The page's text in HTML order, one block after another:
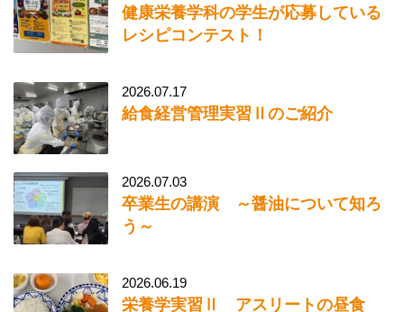
健康栄養学科の学生が応募している
レシピコンテスト！
2026.07.17
給食経営管理実習Ⅱのご紹介
2026.07.03
卒業生の講演 ～醤油について知ろ
う～
2026.06.19
栄養学実習Ⅱ アスリートの昼食